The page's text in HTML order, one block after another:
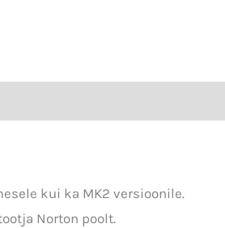
kui ka MK2 versioonile.
Norton poolt.